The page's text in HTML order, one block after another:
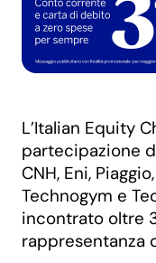
L’Italian Equity
partecipazione
CNH, Eni,
Technogym e
incontrato oltre
rappresentanza